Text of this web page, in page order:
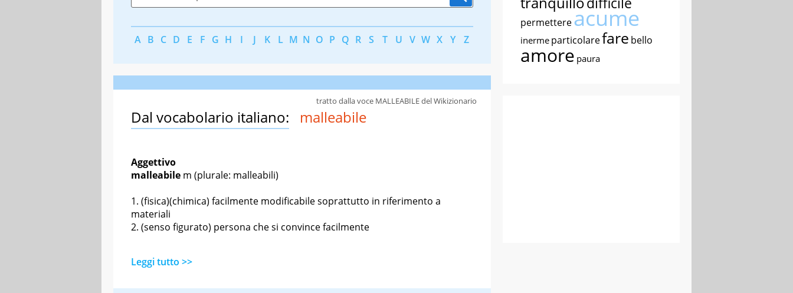
A B C D E F G H I J K L M N O P Q R S T U V W X Y Z
Dal vocabolario italiano: malleabile
Aggettivo
malleabile m (plurale: malleabili)
(fisica)(chimica) facilmente modificabile soprattutto in riferimento a
materiali
(senso figurato) persona che si convince facilmente
Leggi tutto >>
tratto dalla voce MALLEABILE del Wikizionario
permettereacume
inerme particolarefare bello
amore paura